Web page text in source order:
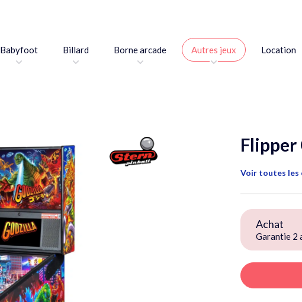
Babyfoot Billard Borne arcade Autres jeux Location
Flipper
Voir toutes les
Achat
Garantie 2